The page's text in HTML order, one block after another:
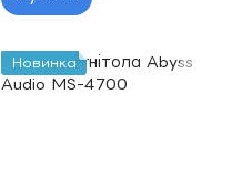
Новинка